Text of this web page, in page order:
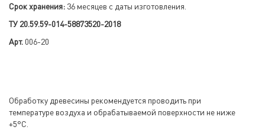
Срок хранения: 36 месяцев с даты изготовления.
ТУ 20.59.59-014-58873520-2018
Арт. 006-20
Обработку древесины рекомендуется проводить при
температуре воздуха и обрабатываемой поверхности не ниже
+5°С.